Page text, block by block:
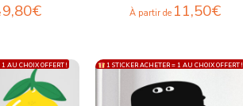
9,80€ À partir de 11,50€
AU CHOIX OFFERT ! 1 STICKER ACHETER = 1 AU CHOIX OFFERT !